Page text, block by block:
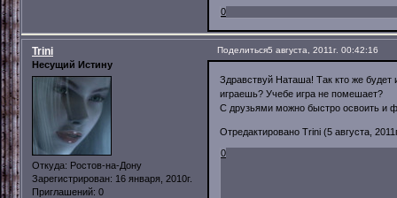
0
Поделиться5 августа, 2011г. 00:42:16
Trini
Несущий Истину
Откуда: Ростов-на-Дону
Зарегистрирован: 16 января, 2010г.
Приглашений: 0
Здравствуй Наташа! Так кто же будет
играешь? Учебе игра не помешает?
С друзьями можно быстро освоить и
Отредактировано Trini (5 августа,
0